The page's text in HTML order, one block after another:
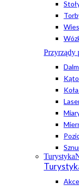
Przyrządy
Turystyka